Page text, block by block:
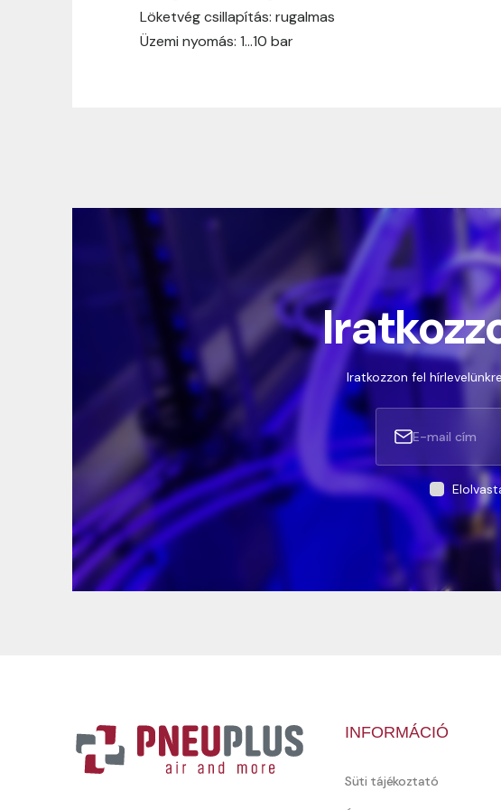
Löketvég csillapítás: rugalmas
Üzemi nyomás: 1…10 bar
Iratkozzon fel
INFORMÁCIÓ
Süti tájékoztató